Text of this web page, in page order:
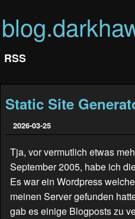
RSS
Static Site
2026-03-25
Tja, vor vermutlich etwas
September 2005, habe ich
Es war ein Wordpress
meinen Server gefunden
gab es einige Blogposts zu